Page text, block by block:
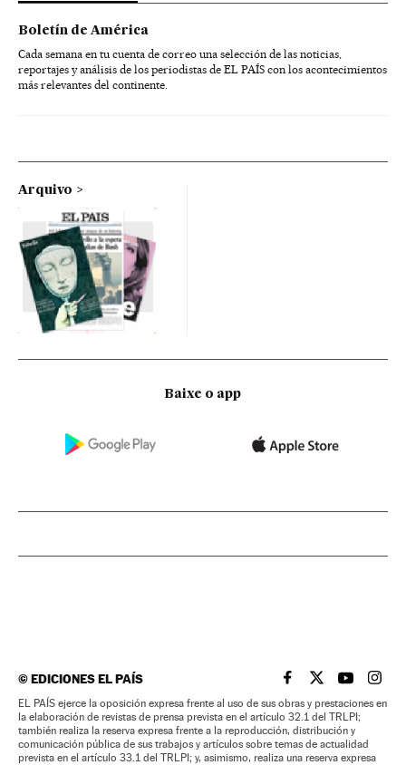
Boletín de América
Cada semana en tu cuenta de correo una selección de las noticias,
reportajes y análisis de los periodistas de EL PAÍS con los acontecimientos
más relevantes del continente.
Arquivo
Baixe o app
©EDICIONES EL PAÍS EL PAÍS BRASIL EN
EL PAÍSEL PAÍS
EL
EL PAÍS ejerce la oposición expresa frente al uso de sus obras y prestaciones en
la elaboración de revistas de prensa prevista en el artículo 32.1 del TRLPI;
también realiza la reserva expresa frente a la reproducción, distribución y
comunicación pública de sus trabajos y artículos sobre temas de actualidad
prevista en el artículo 33.1 del TRLPI; y, asimismo, realiza una reserva expresa